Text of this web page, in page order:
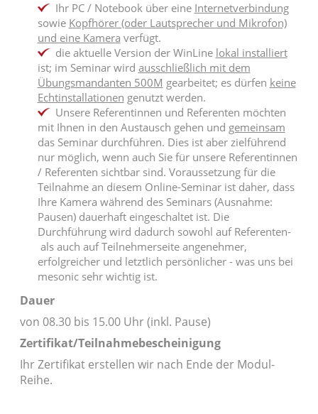
Ihr PC / Notebook über eine Internetverbindung
sowie Kopfhörer (oder Lautsprecher und Mikrofon)
und eine Kamera verfügt.
die aktuelle Version der WinLine lokal installiert
ist; im Seminar wird ausschließlich mit dem
Übungsmandanten 500M gearbeitet; es dürfen keine
Echtinstallationen genutzt werden.
Unsere Referentinnen und Referenten möchten
mit Ihnen in den Austausch gehen und gemeinsam
das Seminar durchführen. Dies ist aber zielführend
nur möglich, wenn auch Sie für unsere Referentinnen
/ Referenten sichtbar sind. Voraussetzung für die
Teilnahme an diesem Online-Seminar ist daher, dass
Ihre Kamera während des Seminars (Ausnahme:
Pausen) dauerhaft eingeschaltet ist. Die
Durchführung wird dadurch sowohl auf Referenten-
als auch auf Teilnehmerseite angenehmer,
erfolgreicher und letztlich persönlicher - was uns bei
mesonic sehr wichtig ist.
Dauer
von 08.30 bis 15.00 Uhr (inkl. Pause)
Zertifikat/Teilnahmebescheinigung
Ihr Zertifikat erstellen wir nach Ende der Modul-
Reihe.